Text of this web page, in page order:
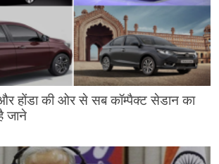
और होंडा की ओर से सब कॉम्पैक्ट सेडान का
जाने